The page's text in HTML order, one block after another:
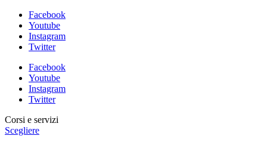
Facebook
Youtube
Instagram
Twitter
Facebook
Youtube
Instagram
Twitter
Corsi e servizi
Scegliere